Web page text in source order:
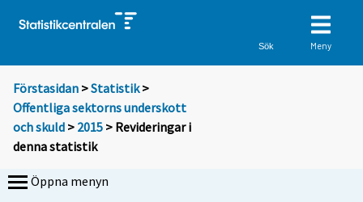
Sök Meny
Förstasidan >Statistik >
Offentliga sektorns underskott
och skuld > 2015 > Revideringar i
denna statistik
Öppna menyn